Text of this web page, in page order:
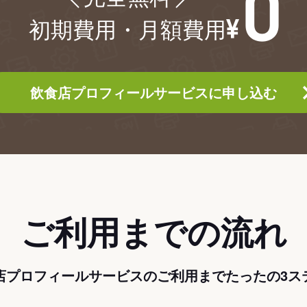
初期費用・月額費用
飲食店プロフィールサービスに申し込む
ご利用までの流れ
プロフィールサービスのご利用までたったの3ス